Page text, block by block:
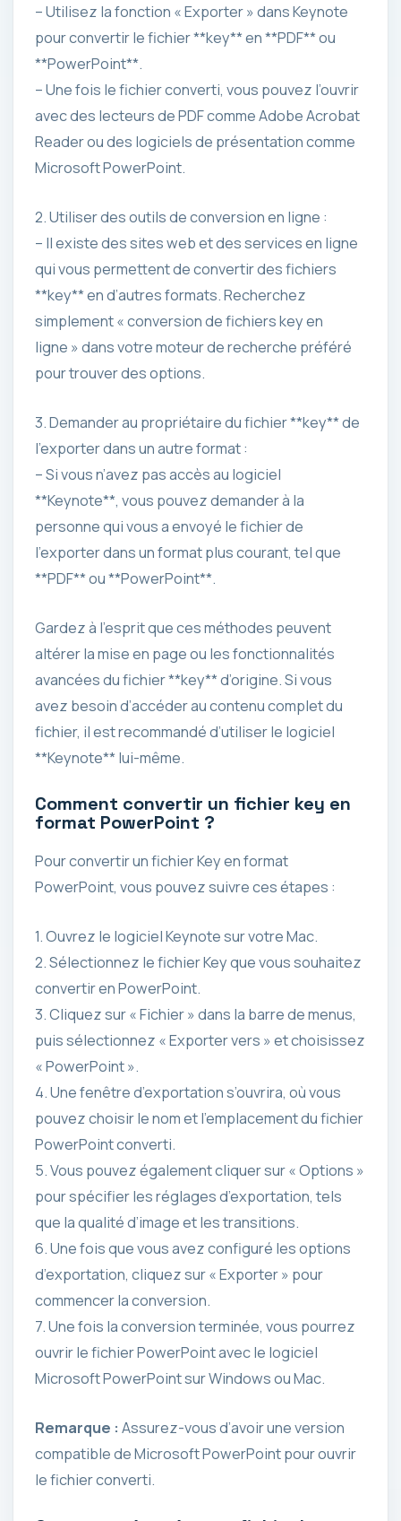
– Utilisez la fonction « Exporter » dans Keynote
pour convertir le fichier **key** en **PDF** ou
**PowerPoint**.
– Une fois le fichier converti, vous pouvez l’ouvrir
avec des lecteurs de PDF comme Adobe Acrobat
Reader ou des logiciels de présentation comme
Microsoft PowerPoint.
2. Utiliser des outils de conversion en ligne :
– Il existe des sites web et des services en ligne
qui vous permettent de convertir des fichiers
**key** en d’autres formats. Recherchez
simplement « conversion de fichiers key en
ligne » dans votre moteur de recherche préféré
pour trouver des options.
3. Demander au propriétaire du fichier **key** de
l’exporter dans un autre format :
– Si vous n’avez pas accès au logiciel
**Keynote**, vous pouvez demander à la
personne qui vous a envoyé le fichier de
l’exporter dans un format plus courant, tel que
**PDF** ou **PowerPoint**.
Gardez à l’esprit que ces méthodes peuvent
altérer la mise en page ou les fonctionnalités
avancées du fichier **key** d’origine. Si vous
avez besoin d’accéder au contenu complet du
fichier, il est recommandé d’utiliser le logiciel
**Keynote** lui-même.
Comment convertir un fichier key en
format PowerPoint ?
Pour convertir un fichier Key en format
PowerPoint, vous pouvez suivre ces étapes :
1. Ouvrez le logiciel Keynote sur votre Mac.
2. Sélectionnez le fichier Key que vous souhaitez
convertir en PowerPoint.
3. Cliquez sur « Fichier » dans la barre de menus,
puis sélectionnez « Exporter vers » et choisissez
« PowerPoint ».
4. Une fenêtre d’exportation s’ouvrira, où vous
pouvez choisir le nom et l’emplacement du fichier
PowerPoint converti.
5. Vous pouvez également cliquer sur « Options »
pour spécifier les réglages d’exportation, tels
que la qualité d’image et les transitions.
6. Une fois que vous avez configuré les options
d’exportation, cliquez sur « Exporter » pour
commencer la conversion.
7. Une fois la conversion terminée, vous pourrez
ouvrir le fichier PowerPoint avec le logiciel
Microsoft PowerPoint sur Windows ou Mac.
Remarque : Assurez-vous d’avoir une version
compatible de Microsoft PowerPoint pour ouvrir
le fichier converti.